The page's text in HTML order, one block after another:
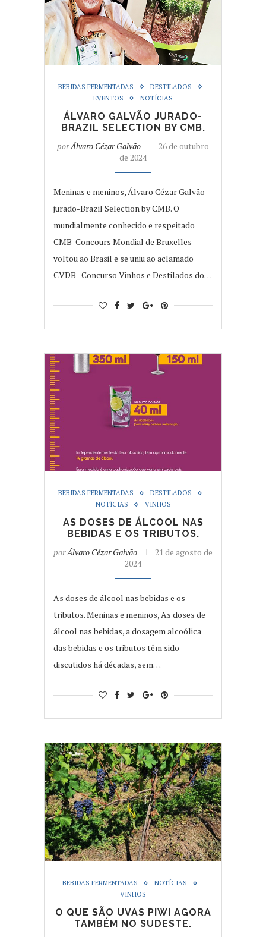
BEBIDAS FERMENTADAS
DESTILADOS
EVENTOS
NOTÍCIAS
ÁLVARO GALVÃO JURADO-
BRAZIL SELECTION BY CMB.
porÁlvaro Cézar Galvão
26 de outubro
de 2024
Meninas e meninos, Álvaro Cézar Galvão
jurado-Brazil Selection by CMB. O
mundialmente conhecido e respeitado
CMB-Concours Mondial de Bruxelles-
voltou ao Brasil e se uniu ao aclamado
CVDB–Concurso Vinhos e Destilados do…
BEBIDAS FERMENTADAS
DESTILADOS
NOTÍCIAS
VINHOS
AS DOSES DE ÁLCOOL NAS
BEBIDAS E OS TRIBUTOS.
porÁlvaro Cézar Galvão
21 de agosto de
2024
As doses de álcool nas bebidas e os
tributos. Meninas e meninos, As doses de
álcool nas bebidas, a dosagem alcoólica
das bebidas e os tributos têm sido
discutidos há décadas, sem…
BEBIDAS FERMENTADAS
NOTÍCIAS
VINHOS
O QUE SÃO UVAS PIWI AGORA
TAMBÉM NO SUDESTE.